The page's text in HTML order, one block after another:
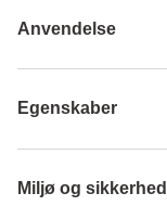
Anvendelse
Egenskaber
Miljø og sikkerhed